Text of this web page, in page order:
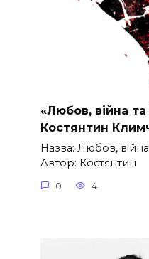
«Любов, війна
Костянтин
Назва: Любов,
Автор: Костянтин
0 4